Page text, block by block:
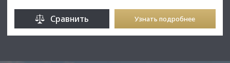
Сравнить Узнать подробнее